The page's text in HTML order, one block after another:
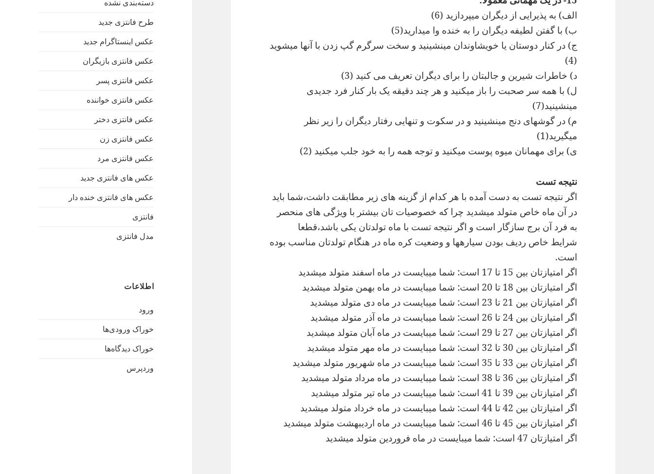
دسته‌بندی نشده
طرح فانتزی جدید
عکس اینستاگرام جدید
عکس فانتزی بازیگران
عکس فانتزی پسر
عکس فانتزی خواننده
عکس فانتزی دختر
عکس فانتزی زن
عکس فانتزی مرد
عکس های فانتزی جدید
عکس های فانتزی خنده دار
فانتزی
مدل فانتزی
اطلاعات
ورود
خوراک ورودی‌ها
خوراک دیدگاه‌ها
وردپرس
الف) به پذیرایی از دیگران میپردازید (6)
ب) با گفتن لطیفه دیگران را به خنده وا میدارید(5)
ج) در کنار دوستان یا خویشاوندان مینشینید و سخت سرگرم گپ زدن با آنها میشوید
(4)
د) خاطرات شیرین و جالبتان را برای دیگران تعریف می کنید (3)
ل) با همه سر صحبت را باز میکنید و هر چند دقیقه یک بار کنار فرد جدیدی
مینشینید(7)
م) در گوشهای دنج مینشینید و در سکوت و تنهایی رفتار دیگران را زیر نظر
میگیرید(1)
ی) برای مهمانان میوه پوست میکنید و توجه همه را به خود جلب میکنید (2)
نتیجه تست
اگر نتیجه تست به دست آمده با هر کدام از گزینه های زیر مطابقت داشت،شما باید
در آن ماه خاص متولد میشدید چرا که خصوصیات تان بیشتر با ویژگی های منحصر
به فرد آن برج سازگار است و اگر نتیجه تست با ماه تولدتان یکی باشد،قطعا
شرایط خاص ردیف بودن سیارهها و وضعیت کره ماه در هنگام تولدتان مناسب بوده
است.
اگر امتیازتان بین 15 تا 17 است: شما میبایست در ماه اسفند متولد میشدید
اگر امتیازتان بین 18 تا 20 است: شما میبایست در ماه بهمن متولد میشدید
اگر امتیازتان بین 21 تا 23 است: شما میبایست در ماه دی متولد میشدید
اگر امتیازتان بین 24 تا 26 است: شما میبایست در ماه آذر متولد میشدید
اگر امتیازتان بین 27 تا 29 است: شما میبایست در ماه آبان متولد میشدید
اگر امتیازتان بین 30 تا 32 است: شما میبایست در ماه مهر متولد میشدید
اگر امتیازتان بین 33 تا 35 است: شما میبایست در ماه شهریور متولد میشدید
اگر امتیازتان بین 36 تا 38 است: شما میبایست در ماه مرداد متولد میشدید
اگر امتیازتان بین 39 تا 41 است: شما میبایست در ماه تیر متولد میشدید
اگر امتیازتان بین 42 تا 44 است: شما میبایست در ماه خرداد متولد میشدید
اگر امتیازتان بین 45 تا 46 است: شما میبایست در ماه اردیبهشت متولد میشدید
اگر امتیازتان 47 است: شما میبایست در ماه فروردین متولد میشدید